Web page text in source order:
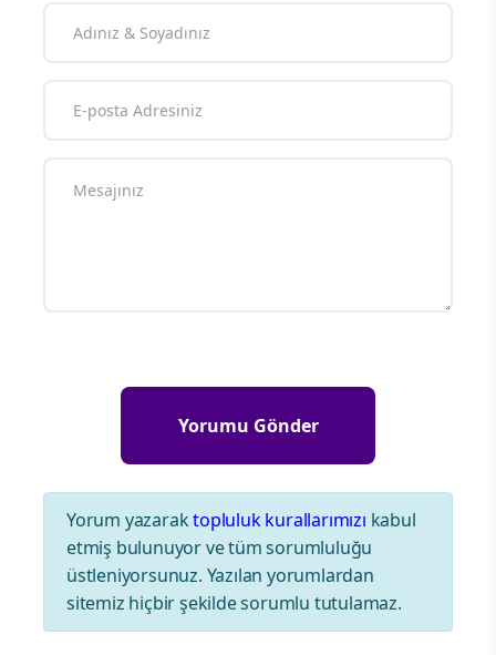
Yorum yazaraktopluluk kurallarımızı kabul
etmiş bulunuyor ve tüm sorumluluğu
üstleniyorsunuz. Yazılan yorumlardan
sitemiz hiçbir şekilde sorumlu tutulamaz.